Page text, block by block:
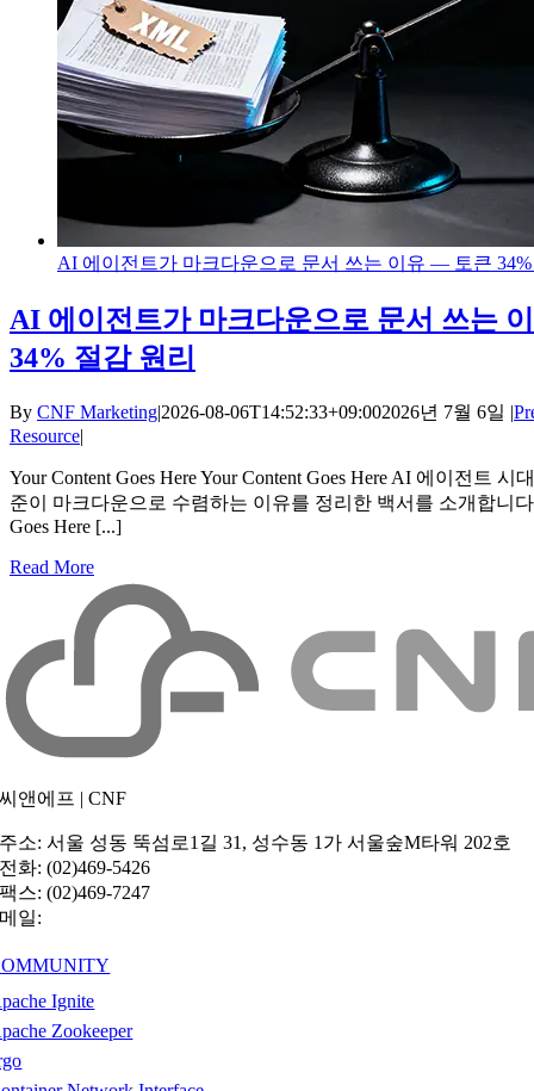
AI 에이전트가 마크다운으로 문서 쓰는 이유 — 토큰
AI 에이전트가 마크다운으로 문서 쓰는
34% 절감 원리
By CNF Marketing|2026-08-06T14:52:33+09:002026년 7월 6일 |
Resource|
Your Content Goes Here Your Content Goes Here AI 에이전트 시
준이 마크다운으로 수렴하는 이유를 정리한 백서를 소개합니다
Goes Here [...]
Read More
씨앤에프 | CNF
주소: 서울 성동 뚝섬로1길 31, 성수동 1가 서울숲M타워 202호
전화: (02)469-5426
팩스: (02)469-7247
메일:
Ignite
Zookeeper